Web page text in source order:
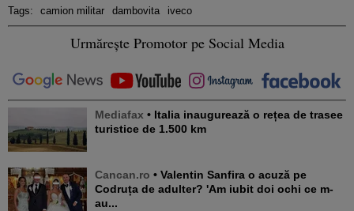
Tags: camion militar dambovita iveco
Urmărește Promotor pe Social Media
Mediafax • Italia inaugurează o rețea de trasee
turistice de 1.500 km
Cancan.ro • Valentin Sanfira o acuză pe
Codruța de adulter? 'Am iubit doi ochi ce m-
au...